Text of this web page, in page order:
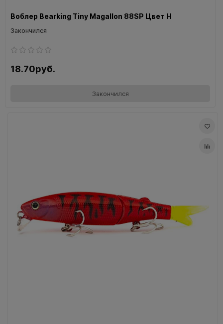
Воблер Bearking Tiny Magallon 88SP Цвет H
Закончился
18.70руб.
Закончился